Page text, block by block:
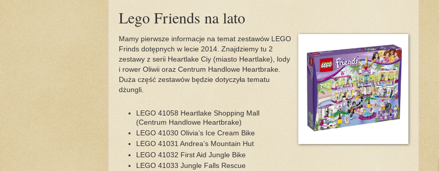
Lego Friends na lato
Mamy pierwsze informacje na temat zestawów LEGO
Frinds dotępnych w lecie 2014. Znajdziemy tu 2
zestawy z serii Heartlake Ciy (miasto Heartlake), lody
i rower Oliwii oraz Centrum Handlowe Heartbrake.
Duża część zestawów będzie dotyczyła tematu
dżungli.
LEGO 41058 Heartlake Shopping Mall
(Centrum Handlowe Heartbrake)
LEGO 41030 Olivia’s Ice Cream Bike
LEGO 41031 Andrea’s Mountain Hut
LEGO 41032 First Aid Jungle Bike
LEGO 41033 Jungle Falls Rescue